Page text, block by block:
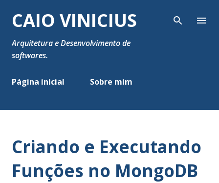
Pular para o conteúdo principal
CAIO VINICIUS
Arquitetura e Desenvolvimento de
softwares.
Página inicial Sobre mim
Criando e Executando
Funções no MongoDB